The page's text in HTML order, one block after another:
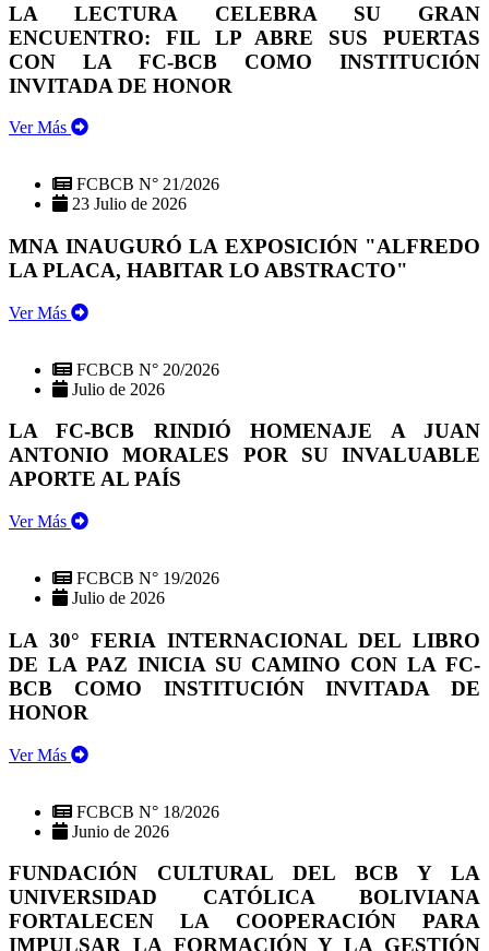
LA LECTURA CELEBRA SU GRAN
ENCUENTRO: FIL LP ABRE SUS PUERTAS
CON LA FC-BCB COMO INSTITUCIÓN
INVITADA DE HONOR
Ver Más
FCBCB N° 21/2026
23 Julio de 2026
MNA INAUGURÓ LA EXPOSICIÓN "ALFREDO
LA PLACA, HABITAR LO ABSTRACTO"
Ver Más
FCBCB N° 20/2026
Julio de 2026
LA FC-BCB RINDIÓ HOMENAJE A JUAN
ANTONIO MORALES POR SU INVALUABLE
APORTE AL PAÍS
Ver Más
FCBCB N° 19/2026
Julio de 2026
LA 30° FERIA INTERNACIONAL DEL LIBRO
DE LA PAZ INICIA SU CAMINO CON LA FC-
BCB COMO INSTITUCIÓN INVITADA DE
HONOR
Ver Más
FCBCB N° 18/2026
Junio de 2026
FUNDACIÓN CULTURAL DEL BCB Y LA
UNIVERSIDAD CATÓLICA BOLIVIANA
FORTALECEN LA COOPERACIÓN PARA
IMPULSAR LA FORMACIÓN Y LA GESTIÓN